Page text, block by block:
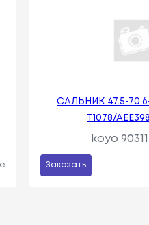
САЛЬНИК 47.5-70.6-
T1078/
koyo
Заказать